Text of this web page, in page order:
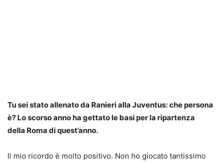
Tu sei stato allenato da Ranieri alla Juventus: che persona
è? Lo scorso anno ha gettato le basi per la ripartenza
della Roma di quest’anno.
Il mio ricordo è molto positivo. Non ho giocato tantissimo